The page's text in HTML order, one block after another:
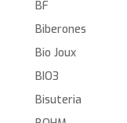
BF
Biberones
Bio Joux
BIO3
Bisuteria